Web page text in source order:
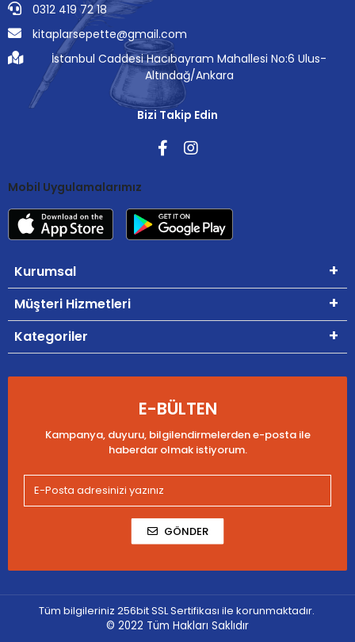
0312 419 72 18
kitaplarsepette@gmail.com
İstanbul Caddesi Hacıbayram Mahallesi No:6 Ulus-
Altındağ/Ankara
Bizi Takip Edin
Mobil Uygulamalarımız
Kurumsal
Müşteri Hizmetleri
Kategoriler
E-BÜLTEN
Kampanya, duyuru, bilgilendirmelerden e-posta ile
haberdar olmak istiyorum.
GÖNDER
Tüm bilgileriniz 256bit SSL Sertifikası ile korunmaktadır.
© 2022 Tüm Hakları Saklıdır